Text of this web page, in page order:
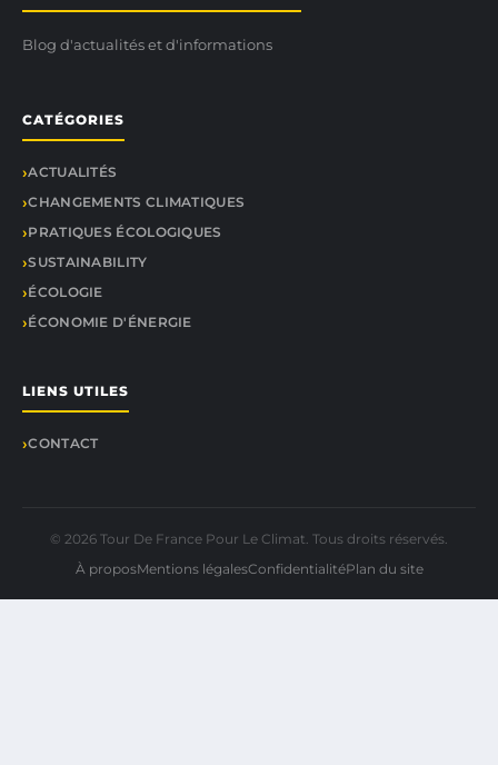
Blog d'actualités et d'informations
CATÉGORIES
ACTUALITÉS
CHANGEMENTS CLIMATIQUES
PRATIQUES ÉCOLOGIQUES
SUSTAINABILITY
ÉCOLOGIE
ÉCONOMIE D'ÉNERGIE
LIENS UTILES
CONTACT
© 2026 Tour De France Pour Le Climat. Tous droits réservés.
À proposMentions légalesConfidentialitéPlan du site